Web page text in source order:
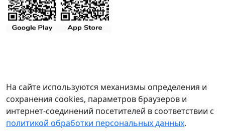
На сайте используются механизмы определения и
сохранения cookies, параметров браузеров и
интернет-соединений посетителей в соответствии с
политикой обработки персональных данных.